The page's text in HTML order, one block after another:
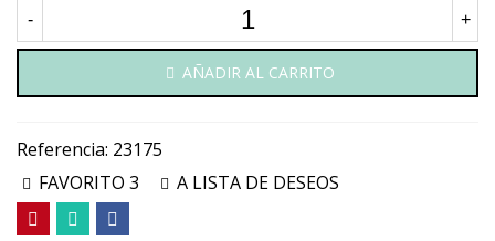
- +
AÑADIR AL CARRITO
Referencia: 23175
FAVORITO 3 A LISTA DE DESEOS